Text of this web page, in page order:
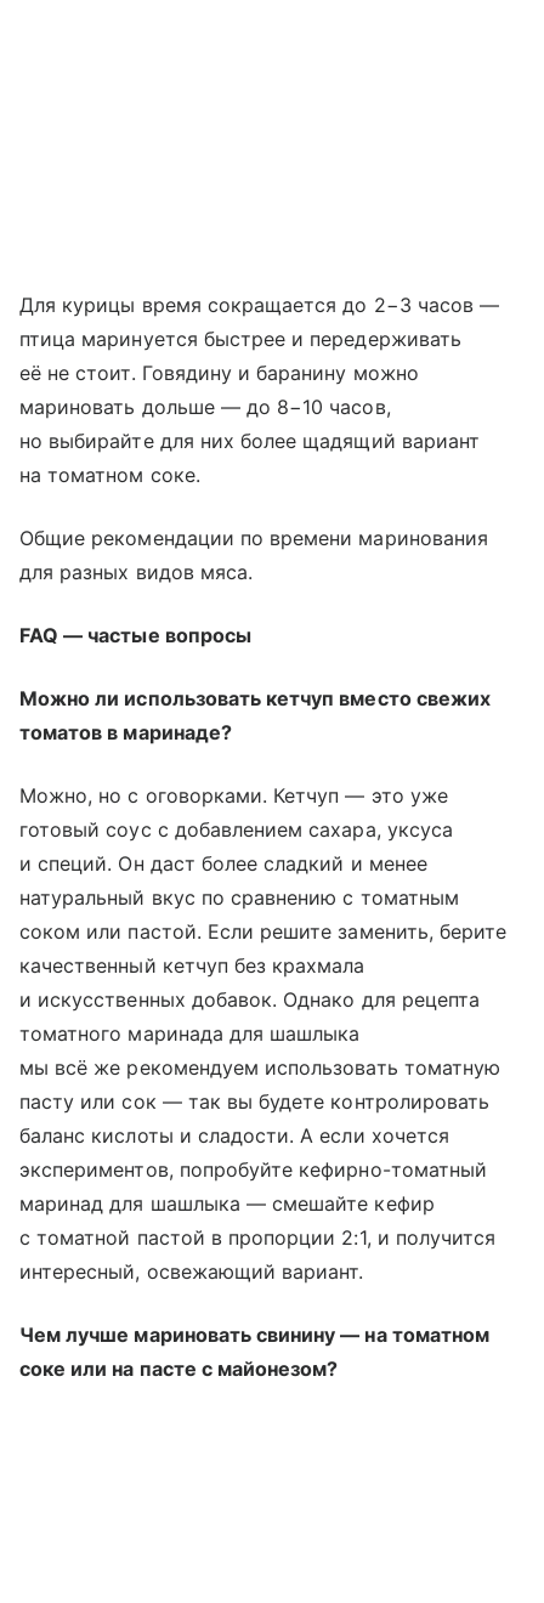
Для курицы время сокращается до 2−3 часов —
птица маринуется быстрее и передерживать
её не стоит. Говядину и баранину можно
мариновать дольше — до 8−10 часов,
но выбирайте для них более щадящий вариант
на томатном соке.
Общие рекомендации по времени маринования
для разных видов мяса.
FAQ — частые вопросы
Можно ли использовать кетчуп вместо свежих
томатов в маринаде?
Можно, но с оговорками. Кетчуп — это уже
готовый соус с добавлением сахара, уксуса
и специй. Он даст более сладкий и менее
натуральный вкус по сравнению с томатным
соком или пастой. Если решите заменить, берите
качественный кетчуп без крахмала
и искусственных добавок. Однако для рецепта
томатного маринада для шашлыка
мы всё же рекомендуем использовать томатную
пасту или сок — так вы будете контролировать
баланс кислоты и сладости. А если хочется
экспериментов, попробуйте кефирно-томатный
маринад для шашлыка — смешайте кефир
с томатной пастой в пропорции 2:1, и получится
интересный, освежающий вариант.
Чем лучше мариновать свинину — на томатном
соке или на пасте с майонезом?